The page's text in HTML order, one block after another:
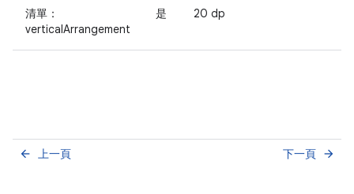
清單：
verticalArrangement
是 20 dp
上一頁
arrow_back 下一頁 arrow_forward